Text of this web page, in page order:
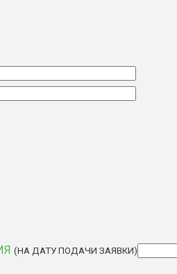
(НА ДАТУ ПОДАЧИ ЗАЯВКИ)